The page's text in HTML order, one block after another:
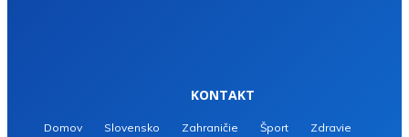
KONTAKT
Domov Slovensko Zahraničie Šport
Zdravie